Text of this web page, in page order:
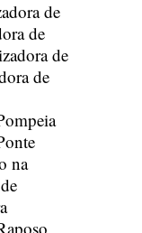
de
de
de
de
na